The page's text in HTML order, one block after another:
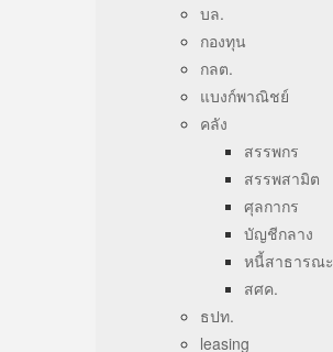
บล.
กองทุน
กลต.
แบงก์พาณิชย์
คลัง
สรรพกร
สรรพสามิต
ศุลกากร
บัญชีกลาง
หนี้สาธารณะ
สศค.
ธปท.
leasing